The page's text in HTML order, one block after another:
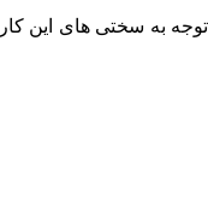
به سختی های این کار،